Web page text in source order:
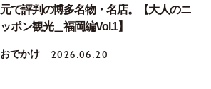
元で評判の博多名物・名店。【大人のニ
ッポン観光＿福岡編Vol.1】
おでかけ 2026.06.20